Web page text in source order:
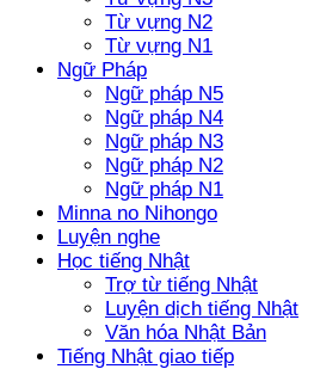
Từ vựng N2
Từ vựng N1
Ngữ Pháp
Ngữ pháp N5
Ngữ pháp N4
Ngữ pháp N3
Ngữ pháp N2
Ngữ pháp N1
Minna no Nihongo
Luyện nghe
Học tiếng Nhật
Trợ từ tiếng Nhật
Luyện dịch tiếng Nhật
Văn hóa Nhật Bản
Tiếng Nhật giao tiếp